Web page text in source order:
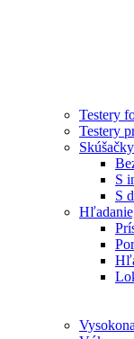
Testery
Testery
Skúšačky
S
S